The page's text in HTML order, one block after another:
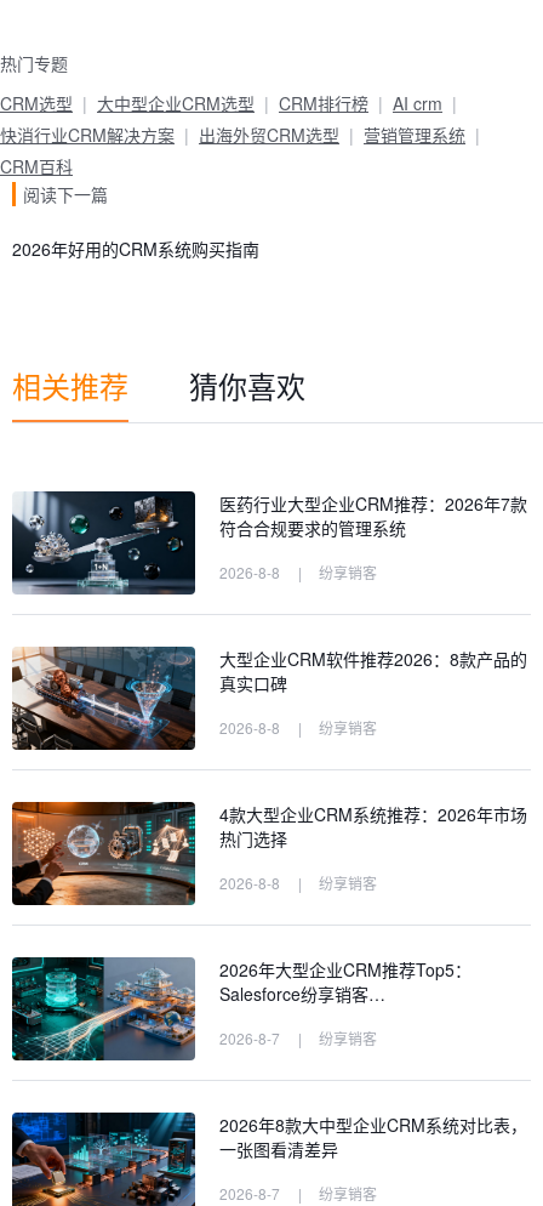
热门专题
CRM选型
大中型企业CRM选型 CRM排行榜
AI crm
快消行业CRM解决方案
出海外贸CRM选型
营销管理系统
CRM百科
阅读下一篇
2026年好用的CRM系统购买指南
相关推荐 猜你喜欢
医药行业大型企业CRM推荐：2026年7款
符合合规要求的管理系统
2026-8-8 | 纷享销客
大型企业CRM软件推荐2026：8款产品的
真实口碑
2026-8-8 | 纷享销客
4款大型企业CRM系统推荐：2026年市场
热门选择
2026-8-8 | 纷享销客
2026年大型企业CRM推荐Top5：
Salesforce纷享销客…
2026-8-7 | 纷享销客
2026年8款大中型企业CRM系统对比表，
一张图看清差异
2026-8-7 | 纷享销客